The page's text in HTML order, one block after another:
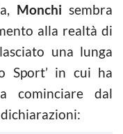
Monchi sembra
alla realtà di
una lunga
Sport’ in cui ha
cominciare dal